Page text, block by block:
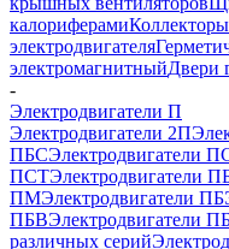
калориферамиКоллекторы
электродвигателя
электромагнитныйДвери
-
Электродвигатели П
Электродвигатели 2П
ПБСЭлектродвигатели
ПСТЭлектродвигатели
ПМЭлектродвигатели ПБ
ПБВЭлектродвигатели
различных серий